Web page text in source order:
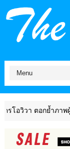
ำภาพผู้นำนวัตกรรม